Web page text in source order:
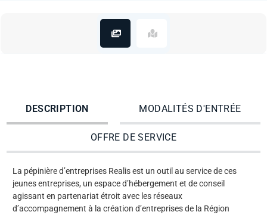
DESCRIPTION MODALITÉS D'ENTRÉE
OFFRE DE SERVICE
La pépinière d’entreprises Realis est un outil au service de ces
jeunes entreprises, un espace d’hébergement et de conseil
agissant en partenariat étroit avec les réseaux
d’accompagnement à la création d’entreprises de la Région